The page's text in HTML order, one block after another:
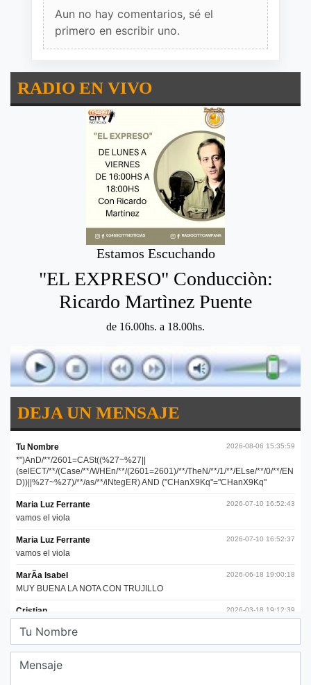
Aun no hay comentarios, sé el
primero en escribir uno.
RADIO EN VIVO
Estamos Escuchando
"EL EXPRESO" Conducciòn:
Ricardo Martìnez Puente
de 16.00hs. a 18.00hs.
DEJA UN MENSAJE